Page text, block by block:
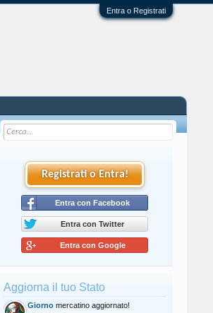
Entra o Registrati
Tutti gli utenti che partecipano al
cliccando qui di seguito:Regolamento
Registrati o Entra!
Entra con Facebook
Entra con Twitter
Entra con Google
Aggiorna il tuo Stato
Giorno mercatino aggiornato!